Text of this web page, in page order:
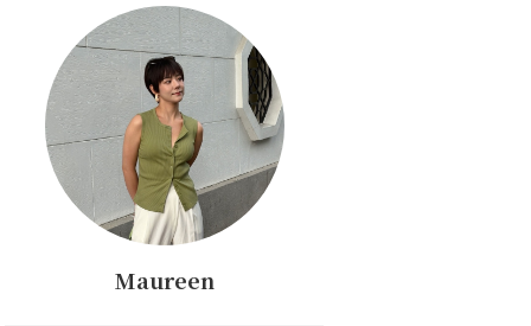
Maureen